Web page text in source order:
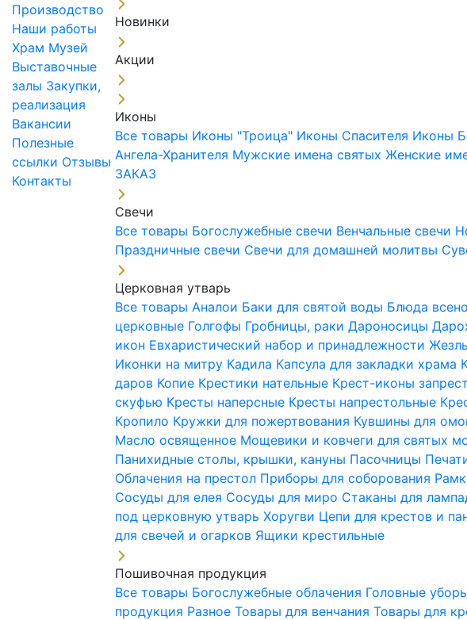
Производство
Наши работы
Храм Музей
Выставочные
залы Закупки,
реализация
Вакансии
Полезные
ссылки Отзывы
Контакты
Новинки
Акции
Иконы
Все товары Иконы "Троица" Иконы Спасителя Иконы
Ангела-Хранителя Мужские имена святыхЖенские
ЗАКАЗ
Свечи
Все товары Богослужебные свечи Венчальные свечи
Праздничные свечи Свечи для домашней молитвы
Церковная утварь
Все товарыАналои Баки для святой воды Блюда
церковные Голгофы Гробницы, ракиДароносицы
икон Евхаристический набор и принадлежности
Иконки на митру Кадила Капсула для закладки храма
даров Копие Крестики нательные Крест-иконы
скуфью Кресты наперсные Кресты напрестольные
Кропило Кружки для пожертвования Кувшины для
Масло освященное Мощевики и ковчеги для святых
Панихидные столы, крышки, кануны Пасочницы
Облачения на престол Приборы для соборования
Сосуды для елея Сосуды для миро Стаканы для
под церковную утварьХоругви Цепи для крестов и
для свечей и огарков Ящики крестильные
Пошивочная продукция
Все товары Богослужебные облачения Головные
продукция РазноеТовары для венчанияТовары для